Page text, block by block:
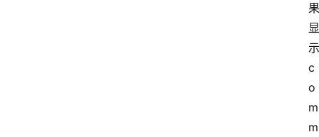
果
显
示
c
o
m
m